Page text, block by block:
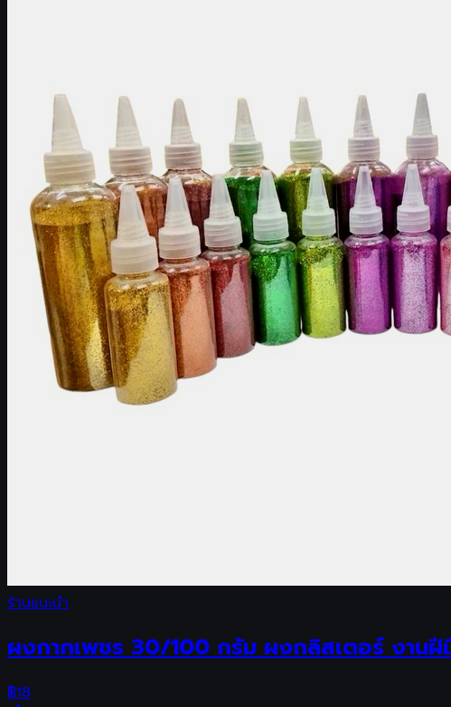
ร้านแนะนำ
ผงกากเพชร 30/100 กรัม ผงกลิสเตอร์ งานฝี
฿18